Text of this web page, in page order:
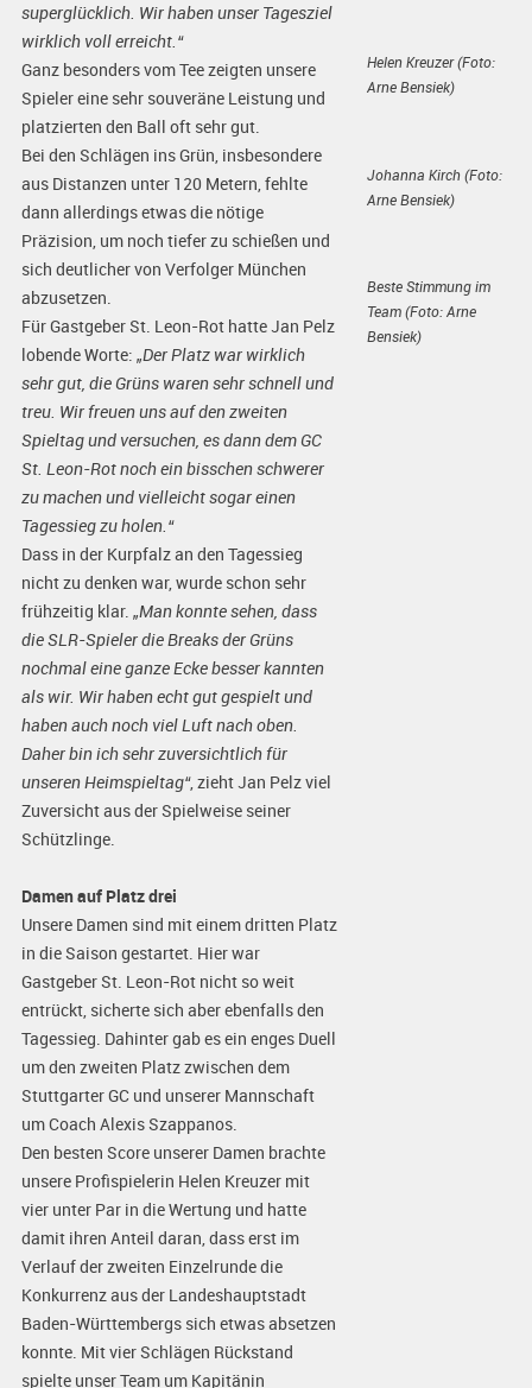
superglücklich. Wir haben unser Tagesziel
wirklich voll erreicht.“
Ganz besonders vom Tee zeigten unsere
Spieler eine sehr souveräne Leistung und
platzierten den Ball oft sehr gut.
Bei den Schlägen ins Grün, insbesondere
aus Distanzen unter 120 Metern, fehlte
dann allerdings etwas die nötige
Präzision, um noch tiefer zu schießen und
sich deutlicher von Verfolger München
abzusetzen.
Für Gastgeber St. Leon-Rot hatte Jan Pelz
lobende Worte: „Der Platz war wirklich
sehr gut, die Grüns waren sehr schnell und
treu. Wir freuen uns auf den zweiten
Spieltag und versuchen, es dann dem GC
St. Leon-Rot noch ein bisschen schwerer
zu machen und vielleicht sogar einen
Tagessieg zu holen.“
Dass in der Kurpfalz an den Tagessieg
nicht zu denken war, wurde schon sehr
frühzeitig klar. „Man konnte sehen, dass
die SLR-Spieler die Breaks der Grüns
nochmal eine ganze Ecke besser kannten
als wir. Wir haben echt gut gespielt und
haben auch noch viel Luft nach oben.
Daher bin ich sehr zuversichtlich für
unseren Heimspieltag“, zieht Jan Pelz viel
Zuversicht aus der Spielweise seiner
Schützlinge.
Damen auf Platz drei
Unsere Damen sind mit einem dritten Platz
in die Saison gestartet. Hier war
Gastgeber St. Leon-Rot nicht so weit
entrückt, sicherte sich aber ebenfalls den
Tagessieg. Dahinter gab es ein enges Duell
um den zweiten Platz zwischen dem
Stuttgarter GC und unserer Mannschaft
um Coach Alexis Szappanos.
Den besten Score unserer Damen brachte
unsere Profispielerin Helen Kreuzer mit
vier unter Par in die Wertung und hatte
damit ihren Anteil daran, dass erst im
Verlauf der zweiten Einzelrunde die
Konkurrenz aus der Landeshauptstadt
Baden-Württembergs sich etwas absetzen
konnte. Mit vier Schlägen Rückstand
spielte unser Team um Kapitänin
Helen Kreuzer (Foto:
Arne Bensiek)
Johanna Kirch (Foto:
Arne Bensiek)
Beste Stimmung im
Team (Foto: Arne
Bensiek)